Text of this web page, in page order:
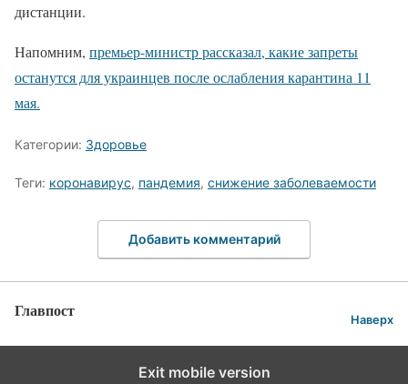
дистанции.
Напомним, премьер-министр рассказал, какие запреты
останутся для украинцев после ослабления карантина 11
мая.
Категории: Здоровье
Теги: коронавирус, пандемия, снижение заболеваемости
Добавить комментарий
Главпост Наверх
Exit mobile version